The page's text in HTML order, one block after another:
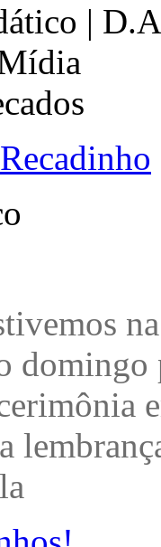
|
a minha
e por
de
de